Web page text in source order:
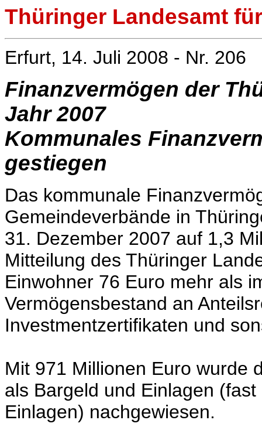
Thüringer Landesamt
Erfurt, 14. Juli 2008 - Nr. 206
Finanzvermögen der
Jahr 2007
Kommunales
gestiegen
Das kommunale
Gemeindeverbände in
31. Dezember 2007 auf 1,3
Mitteilung des Thüringer
Einwohner 76 Euro mehr als
Vermögensbestand an
Investmentzertifikaten und
Mit 971 Millionen Euro wurde
als Bargeld und Einlagen
Einlagen) nachgewiesen.